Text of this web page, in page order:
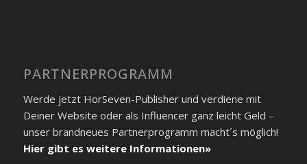
PARTNER­PROGRAMM
Werde jetzt HorSeven-Publisher und verdiene mit
Deiner Website oder als Influencer ganz leicht Geld –
unser brandneues Partner­programm macht´s möglich!
Hier gibt es weitere Informationen»